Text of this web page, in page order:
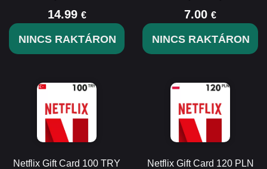
14.99 €
NINCS RAKTÁRON
7.00 €
NINCS RAKTÁRON
Netflix Gift Card 100 TRY
Netflix Gift Card 120 PLN